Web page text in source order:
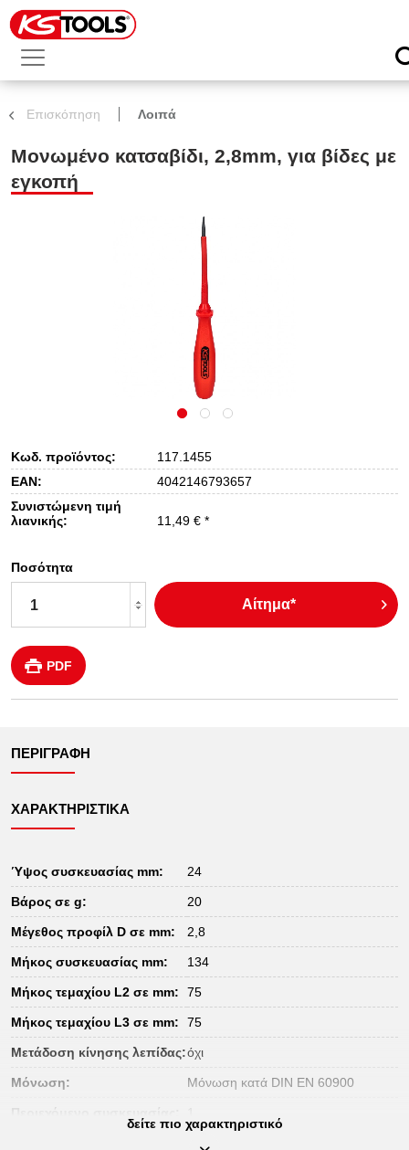
Επισκόπηση Λοιπά
Μονωμένο κατσαβίδι, 2,8mm, για βίδες με
εγκοπή
Κωδ. προϊόντος:
117.1455
EAN:
4042146793657
Συνιστώμενη τιμή
λιανικής:
11,49 € *
Ποσότητα
Αίτημα*
PDF
ΠΕΡΙΓΡΑΦΉ
ΧΑΡΑΚΤΗΡΙΣΤΙΚΆ
Ύψος συσκευασίας mm: 24
Βάρος σε g: 20
Μέγεθος προφίλ D σε mm: 2,8
Μήκος συσκευασίας mm: 134
Μήκος τεμαχίου L2 σε mm: 75
Μήκος τεμαχίου L3 σε mm: 75
Μετάδοση κίνησης λεπίδας:όχι
Μόνωση: Μόνωση κατά DIN EN 60900
Περιεχόμενο συσκευασίας:
δείτε πιο χαρακτηριστικό